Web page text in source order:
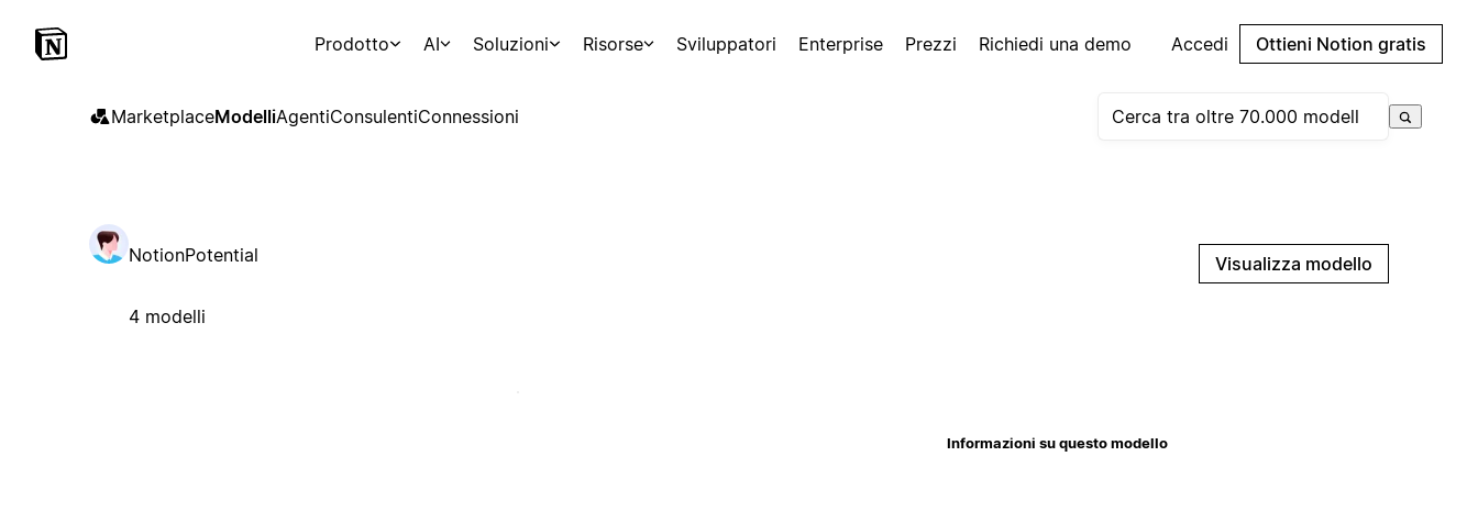
Prodotto AI Soluzioni Risorse Sviluppatori Enterprise Prezzi Richiedi una demo Accedi Ottieni Notion gratis
MarketplaceModelliAgentiConsulentiConnessioni
NotionPotential
4 modelli
Visualizza modello
Informazioni su questo modello